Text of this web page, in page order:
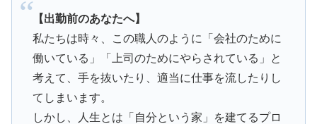
【出勤前のあなたへ】
私たちは時々、この職人のように「会社のために
働いている」「上司のためにやらされている」と
考えて、手を抜いたり、適当に仕事を流したりし
てしまいます。
しかし、人生とは「自分という家」を建てるプロ